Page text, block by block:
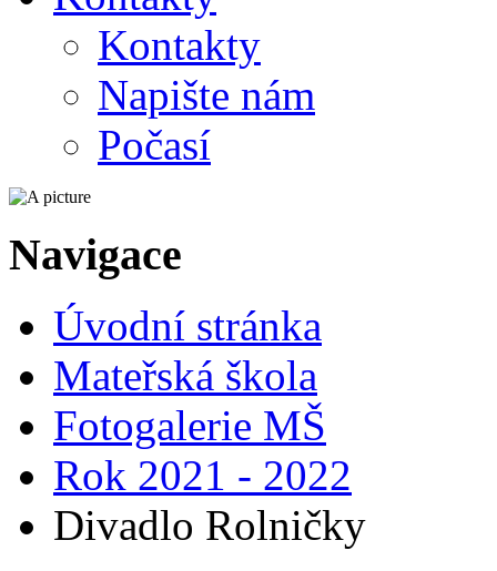
Kontakty
Napište nám
Počasí
Navigace
Úvodní stránka
Mateřská škola
Fotogalerie MŠ
Rok 2021 - 2022
Divadlo Rolničky